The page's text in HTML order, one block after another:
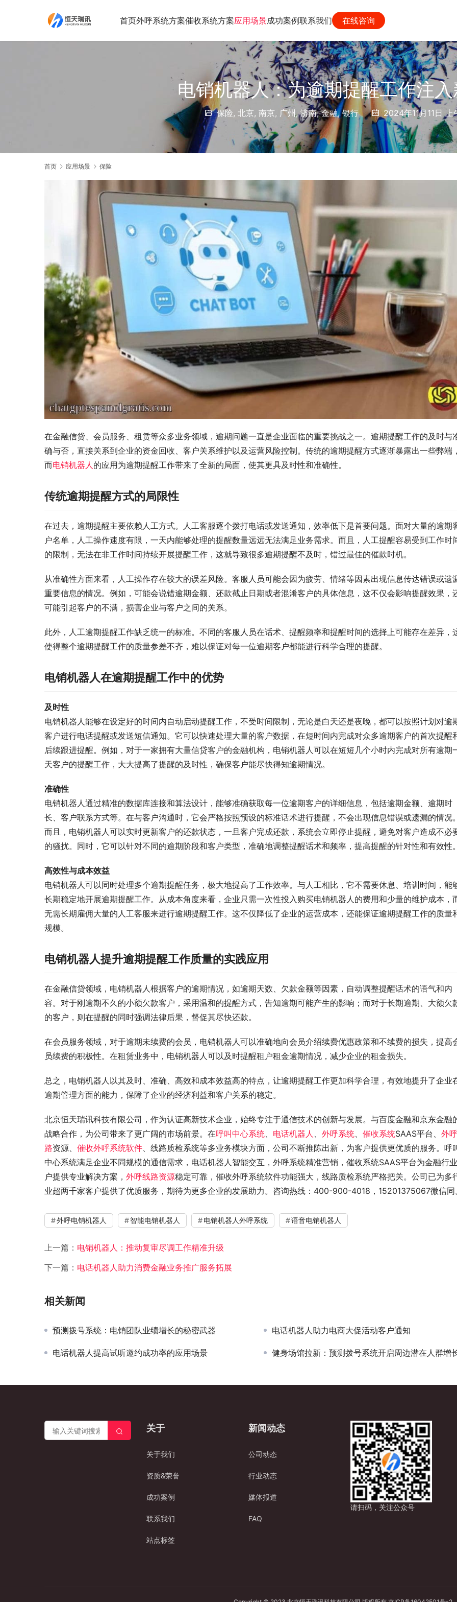
首页外呼系统方案催收系统方案应用场景成功案例联系我们 在线咨询
电销机器人：为逾期提醒工作注
保险, 北京, 南京, 广州,济南,金融,银行 2024年11月11日 上
首页 应用场景 保险
在金融信贷、会员服务、租赁等众多业务领域，逾期问题一直是企业面临的重要挑战之一。逾期提醒工作的及时与
确与否，直接关系到企业的资金回收、客户关系维护以及运营风险控制。传统的逾期提醒方式逐渐暴露出一些弊端，
而电销机器人 的应用为逾期提醒工作带来了全新的局面，使其更具及时性和准确性。
传统逾期提醒方式的局限性
在过去，逾期提醒主要依赖人工方式。人工客服逐个拨打电话或发送通知，效率低下是首要问题。面对大量的逾期
户名单，人工操作速度有限，一天内能够处理的提醒数量远远无法满足业务需求。而且，人工提醒容易受到工作时
的限制，无法在非工作时间持续开展提醒工作，这就导致很多逾期提醒不及时，错过最佳的催款时机。
从准确性方面来看，人工操作存在较大的误差风险。客服人员可能会因为疲劳、情绪等因素出现信息传达错误或遗
重要信息的情况。例如，可能会说错逾期金额、还款截止日期或者混淆客户的具体信息，这不仅会影响提醒效果，
可能引起客户的不满，损害企业与客户之间的关系。
此外，人工逾期提醒工作缺乏统一的标准。不同的客服人员在话术、提醒频率和提醒时间的选择上可能存在差异，
使得整个逾期提醒工作的质量参差不齐，难以保证对每一位逾期客户都能进行科学合理的提醒。
电销机器人在逾期提醒工作中的优势
及时性
电销机器人能够在设定好的时间内自动启动提醒工作，不受时间限制，无论是白天还是夜晚，都可以按照计划对逾
客户进行电话提醒或发送短信通知。它可以快速处理大量的客户数据，在短时间内完成对众多逾期客户的首次提醒
后续跟进提醒。例如，对于一家拥有大量信贷客户的金融机构，电销机器人可以在短短几个小时内完成对所有逾期
天客户的提醒工作，大大提高了提醒的及时性，确保客户能尽快得知逾期情况。
准确性
电销机器人通过精准的数据库连接和算法设计，能够准确获取每一位逾期客户的详细信息，包括逾期金额、逾期时
长、客户联系方式等。在与客户沟通时，它会严格按照预设的标准话术进行提醒，不会出现信息错误或遗漏的情况。
而且，电销机器人可以实时更新客户的还款状态，一旦客户完成还款，系统会立即停止提醒，避免对客户造成不必
的骚扰。同时，它可以针对不同的逾期阶段和客户类型，准确地调整提醒话术和频率，提高提醒的针对性和有效性。
高效性与成本效益
电销机器人可以同时处理多个逾期提醒任务，极大地提高了工作效率。与人工相比，它不需要休息、培训时间，能
长期稳定地开展逾期提醒工作。从成本角度来看，企业只需一次性投入购买电销机器人的费用和少量的维护成本，
无需长期雇佣大量的人工客服来进行逾期提醒工作。这不仅降低了企业的运营成本，还能保证逾期提醒工作的质量
规模。
电销机器人提升逾期提醒工作质量的实践应用
在金融信贷领域，电销机器人根据客户的逾期情况，如逾期天数、欠款金额等因素，自动调整提醒话术的语气和内
容。对于刚逾期不久的小额欠款客户，采用温和的提醒方式，告知逾期可能产生的影响；而对于长期逾期、大额欠
的客户，则在提醒的同时强调法律后果，督促其尽快还款。
在会员服务领域，对于逾期未续费的会员，电销机器人可以准确地向会员介绍续费优惠政策和不续费的损失，提高
员续费的积极性。在租赁业务中，电销机器人可以及时提醒租户租金逾期情况，减少企业的租金损失。
总之，电销机器人以其及时、准确、高效和成本效益高的特点，让逾期提醒工作更加科学合理，有效地提升了企业
逾期管理方面的能力，保障了企业的经济利益和客户关系的稳定。
北京恒天瑞讯科技有限公司，作为认证高新技术企业，始终专注于通信技术的创新与发展。与百度金融和京东金融
战略合作，为公司带来了更广阔的市场前景。在呼叫中心系统 电话机器人 外呼系统 催收系统SAAS平台、 外
路资源、 催收外呼系统软件 、线路质检系统等多业务模块方面，公司不断推陈出新，为客户提供更优质的服务。呼
中心系统满足企业不同规模的通信需求，电话机器人智能交互，外呼系统精准营销，催收系统SAAS平台为金融行
户提供专业解决方案， 外呼线路资源稳定可靠，催收外呼系统软件功能强大，线路质检系统严格把关。公司已为多
业超两千家客户提供了优质服务，期待为更多企业的发展助力。咨询热线：400-900-4018，15201375067微信同
外呼电销机器人 智能电销机器人 电销机器人外呼系统 语音电销机器人
上一篇： 电销机器人：推动复审尽调工作精准升级
下一篇： 电话机器人助力消费金融业务推广服务拓展
相关新闻
预测拨号系统：电销团队业绩增长的秘密武器 电话机器人助力电商大促活动客户通知
电话机器人提高试听邀约成功率的应用场景 健身场馆拉新：预测拨号系统开启周边潜在人群增长之
关于
关于我们
资质&荣誉
成功案例
联系我们
站点标签
新闻动态
公司动态
行业动态
媒体报道
FAQ
请扫码，关注公众号